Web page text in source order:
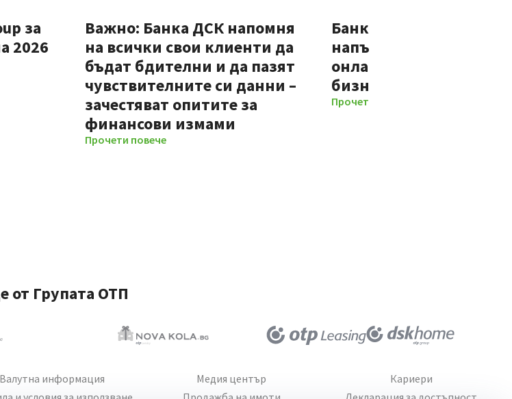
за
2026
Важно: Банка ДСК напомня
на всички свои клиенти да
бъдат бдителни и да пазят
чувствителните си данни –
зачестяват опитите за
финансови измами
Прочети повече
Банка ДСК стартира
напълно
онлайн процес за нови
бизнес клиенти
Прочети повече
от Групата ОТП
Валутна информация
Медия център
Кариери